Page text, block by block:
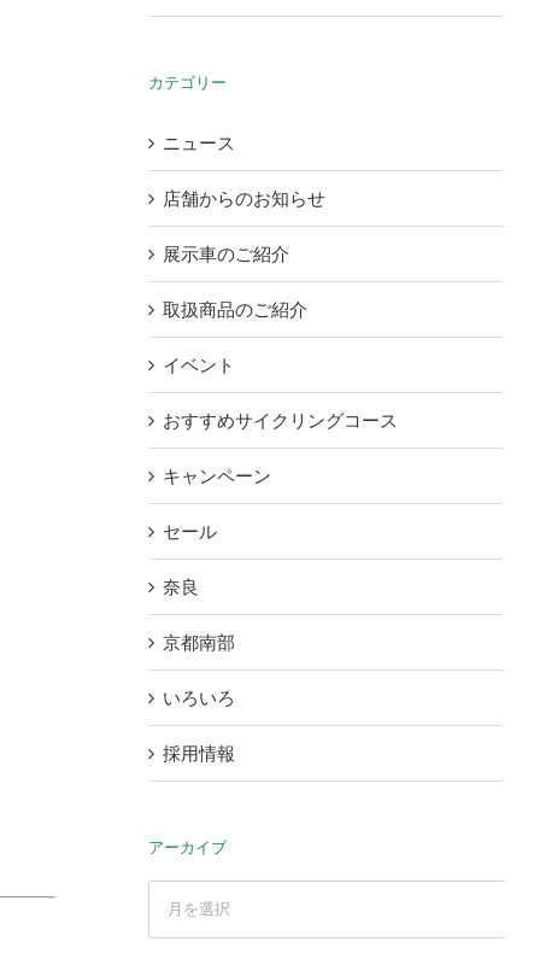
カテゴリー
ニュース
店舗からのお知らせ
展示車のご紹介
取扱商品のご紹介
イベント
おすすめサイクリングコース
キャンペーン
セール
奈良
京都南部
いろいろ
採用情報
アーカイブ